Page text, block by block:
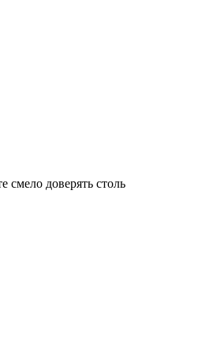
доверять столь